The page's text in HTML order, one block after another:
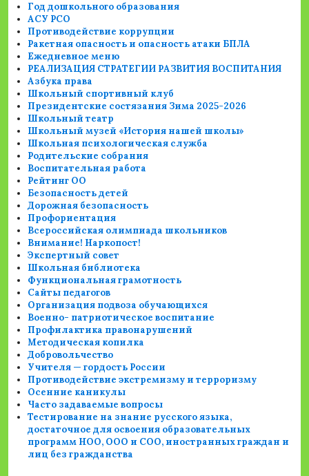
Год дошкольного образования
АСУ РСО
Противодействие коррупции
Ракетная опасность и опасность атаки БПЛА
Ежедневное меню
РЕАЛИЗАЦИЯ СТРАТЕГИИ РАЗВИТИЯ ВОСПИТАНИЯ
Азбука права
Школьный спортивный клуб
Президентские состязания Зима 2025-2026
Школьный театр
Школьный музей «История нашей школы»
Школьная психологическая служба
Родительские собрания
Воспитательная работа
Рейтинг ОО
Безопасность детей
Дорожная безопасность
Профориентация
Всероссийская олимпиада школьников
Внимание! Наркопост!
Экспертный совет
Школьная библиотека
Функциональная грамотность
Сайты педагогов
Организация подвоза обучающихся
Военно- патриотическое воспитание
Профилактика правонарушений
Методическая копилка
Добровольчество
Учителя — гордость России
Противодействие экстремизму и терроризму
Осенние каникулы
Часто задаваемые вопросы
Тестирование на знание русского языка,
достаточное для освоения образовательных
программ НОО, ООО и СОО, иностранных граждан и
лиц без гражданства